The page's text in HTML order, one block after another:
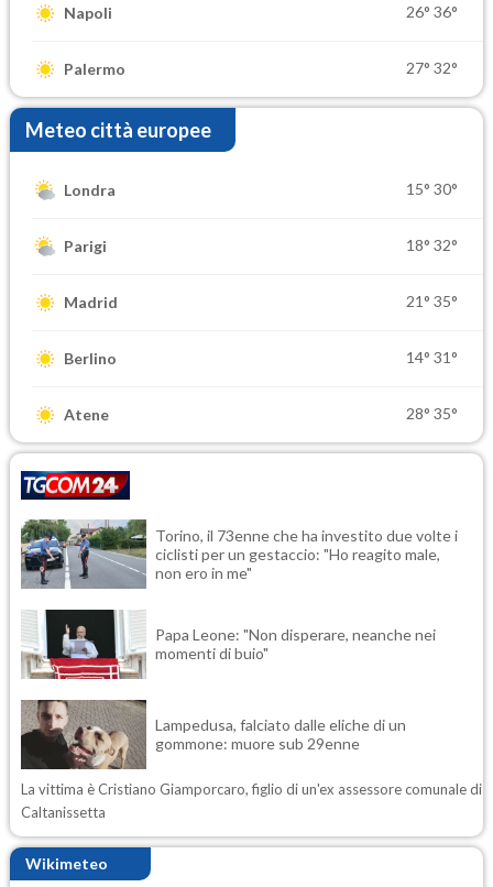
Napoli 26° 36°
Palermo 27° 32°
Meteo città europee
Londra 15° 30°
Parigi 18° 32°
Madrid 21° 35°
Berlino 14° 31°
Atene 28° 35°
Torino, il 73enne che ha investito due volte i
ciclisti per un gestaccio: "Ho reagito male,
non ero in me"
Papa Leone: "Non disperare, neanche nei
momenti di buio"
Lampedusa, falciato dalle eliche di un
gommone: muore sub 29enne
La vittima è Cristiano Giamporcaro, figlio di un'ex assessore comunale di
Caltanissetta
Wikimeteo